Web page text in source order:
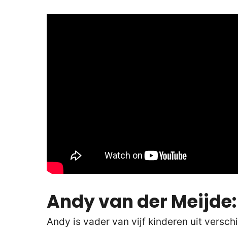
Andy van der
Andy is vader van vijf kinderen uit